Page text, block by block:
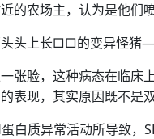
的农场主，认为是他们
头上长□□的变异怪猪
张脸，这种病态在临床
表现，其实原因既不是
白质异常活动所导致，